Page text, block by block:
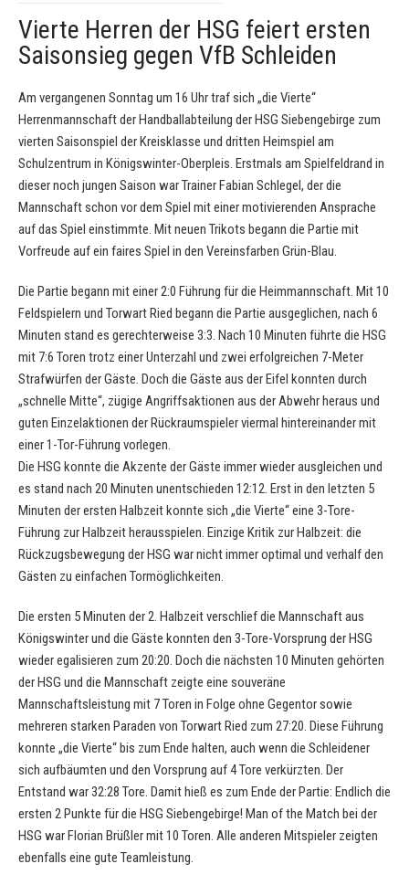
Vierte Herren der HSG feiert ersten
Saisonsieg gegen VfB Schleiden
Am vergangenen Sonntag um 16 Uhr traf sich „die Vierte“
Herrenmannschaft der Handballabteilung der HSG Siebengebirge zum
vierten Saisonspiel der Kreisklasse und dritten Heimspiel am
Schulzentrum in Königswinter-Oberpleis. Erstmals am Spielfeldrand in
dieser noch jungen Saison war Trainer Fabian Schlegel, der die
Mannschaft schon vor dem Spiel mit einer motivierenden Ansprache
auf das Spiel einstimmte. Mit neuen Trikots begann die Partie mit
Vorfreude auf ein faires Spiel in den Vereinsfarben Grün-Blau.
Die Partie begann mit einer 2:0 Führung für die Heimmannschaft. Mit 10
Feldspielern und Torwart Ried begann die Partie ausgeglichen, nach 6
Minuten stand es gerechterweise 3:3. Nach 10 Minuten führte die HSG
mit 7:6 Toren trotz einer Unterzahl und zwei erfolgreichen 7-Meter
Strafwürfen der Gäste. Doch die Gäste aus der Eifel konnten durch
„schnelle Mitte“, zügige Angriffsaktionen aus der Abwehr heraus und
guten Einzelaktionen der Rückraumspieler viermal hintereinander mit
einer 1-Tor-Führung vorlegen.
Die HSG konnte die Akzente der Gäste immer wieder ausgleichen und
es stand nach 20 Minuten unentschieden 12:12. Erst in den letzten 5
Minuten der ersten Halbzeit konnte sich „die Vierte“ eine 3-Tore-
Führung zur Halbzeit herausspielen. Einzige Kritik zur Halbzeit: die
Rückzugsbewegung der HSG war nicht immer optimal und verhalf den
Gästen zu einfachen Tormöglichkeiten.
Die ersten 5 Minuten der 2. Halbzeit verschlief die Mannschaft aus
Königswinter und die Gäste konnten den 3-Tore-Vorsprung der HSG
wieder egalisieren zum 20:20. Doch die nächsten 10 Minuten gehörten
der HSG und die Mannschaft zeigte eine souveräne
Mannschaftsleistung mit 7 Toren in Folge ohne Gegentor sowie
mehreren starken Paraden von Torwart Ried zum 27:20. Diese Führung
konnte „die Vierte“ bis zum Ende halten, auch wenn die Schleidener
sich aufbäumten und den Vorsprung auf 4 Tore verkürzten. Der
Entstand war 32:28 Tore. Damit hieß es zum Ende der Partie: Endlich die
ersten 2 Punkte für die HSG Siebengebirge! Man of the Match bei der
HSG war Florian Brüßler mit 10 Toren. Alle anderen Mitspieler zeigten
ebenfalls eine gute Teamleistung.